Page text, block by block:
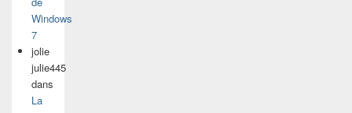
Windows
7
jolie
julie445
dans
La